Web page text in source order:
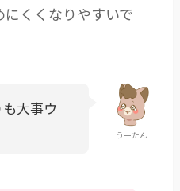
くくなりやすいで
うーたん
大事ウ